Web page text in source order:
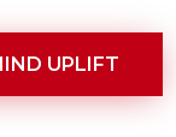
UPLIFT